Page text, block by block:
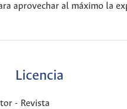
aprovechar al máximo la
Licencia
- Revista